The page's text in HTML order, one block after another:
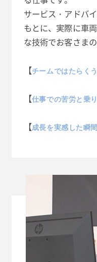
サービス・アドバ
もとに、実際に車
な技術でお客さま
【チームではたらく
【仕事での苦労と乗
【成長を実感した瞬間